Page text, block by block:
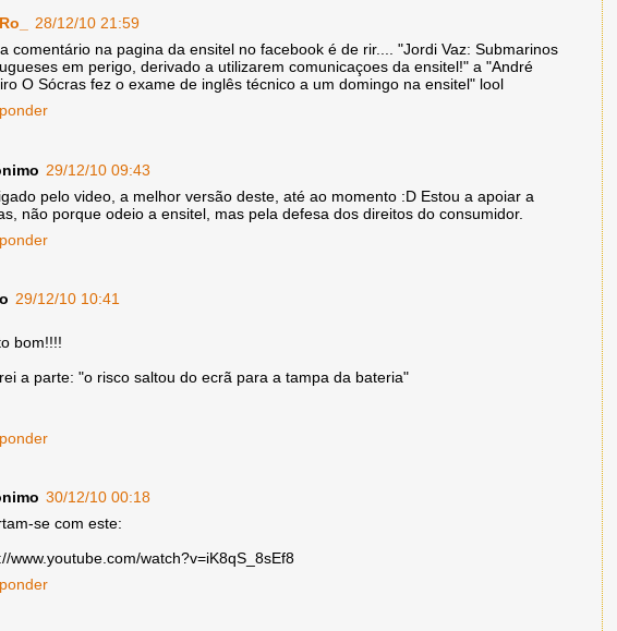
28/12/10 21:59
comentário na pagina da ensitel no facebook é de rir.... "Jordi Vaz: Submarinos
em perigo, derivado a utilizarem comunicaçoes da ensitel!" a "André
O Sócras fez o exame de inglês técnico a um domingo na ensitel" lool
29/12/10 09:43
pelo video, a melhor versão deste, até ao momento :D Estou a apoiar a
não porque odeio a ensitel, mas pela defesa dos direitos do consumidor.
29/12/10 10:41
bom!!!!
a parte: "o risco saltou do ecrã para a tampa da bateria"
30/12/10 00:18
se com este:
www.youtube.com/watch?v=iK8qS_8sEf8